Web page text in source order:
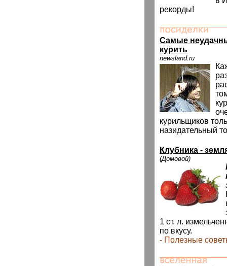
рекорды!
Самые
курить
newsland.ru
курильщиков
назидательный
Клубника -
(Домовой)
1 ст. л.
по вкусу.
- Полезные